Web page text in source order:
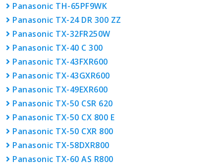
Panasonic TH-65PF9WK
Panasonic TX-24 DR 300 ZZ
Panasonic TX-32FR250W
Panasonic TX-40 C 300
Panasonic TX-43FXR600
Panasonic TX-43GXR600
Panasonic TX-49EXR600
Panasonic TX-50 CSR 620
Panasonic TX-50 CX 800 E
Panasonic TX-50 CXR 800
Panasonic TX-58DXR800
Panasonic TX-60 AS R800